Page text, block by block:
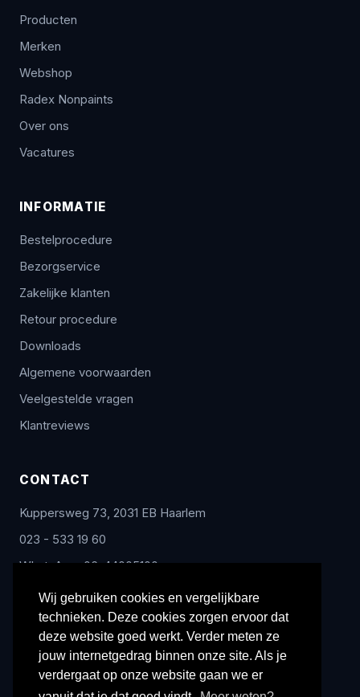
Wij gebruiken cookies en vergelijkbare
technieken. Deze cookies zorgen ervoor dat
deze website goed werkt. Verder meten ze
jouw internetgedrag binnen onze site. Als je
verdergaat op onze website gaan we er
Producten
Merken
Webshop
Radex Nonpaints
Over ons
Vacatures
INFORMATIE
Bestelprocedure
Bezorgservice
Zakelijke klanten
Retour procedure
Downloads
Algemene voorwaarden
Veelgestelde vragen
Klantreviews
CONTACT
Kuppersweg 73, 2031 EB Haarlem
023 - 533 19 60
WhatsApp: 06-44005100
info@radex-benelux.nl
Ma – Vrij: 9:00 – 17:00